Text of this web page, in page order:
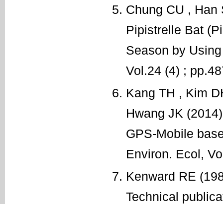
Chung CU , Han
Pipistrelle Bat
Season by
Vol.24 (4) ;
Kang TH , Kim
Hwang JK
GPS-Mobile
Environ. Ecol,
Kenward RE
Technical